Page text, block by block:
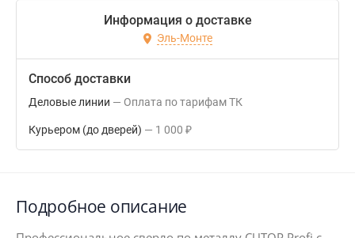
Информация о доставке
Эль-Монте
Способ доставки
Деловые линии Оплата по тарифам ТК
Курьером (до дверей) 1 000 ₽
Подробное описание